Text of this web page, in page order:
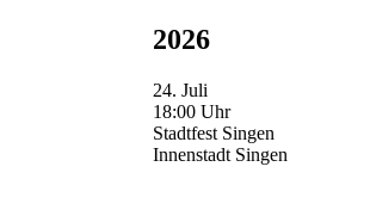
2026
24. Juli
18:00 Uhr
Stadtfest Singen
Innenstadt Singen